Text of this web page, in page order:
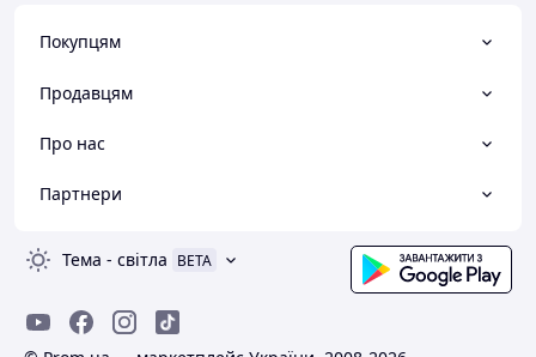
Покупцям
Продавцям
Про нас
Партнери
Тема - світла BETA